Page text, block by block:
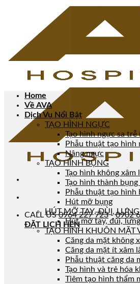
CALL US0964 227 723-0902
ĐẶT LỊCH HẸN
Home
Về AVA
Dịch Vụ Nổi Bật
TẠO HÌNH NGỰC
Tạo hình ngực sa trễ
Phẫu thuật tạo hình
Nâng ngực
TẠO HÌNH BỤNG
Tạo hình không xâm
Tạo hình thành
Phẫu thuật tạo hình
Hút mỡ bụng
HÚT MỠ TAY, ĐÙI, LƯNG
Hút mỡ tay, đùi, lưng
TẠO HÌNH KHUÔN MẶT
Căng da mặt không
Căng da mặt ít xâm
Phẫu thuật căng da
Tạo hình và trẻ hóa
Tiêm tạo hình thẩm